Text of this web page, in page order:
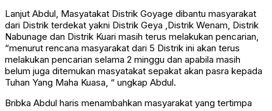
Lanjut Abdul, Masyatakat Distrik Goyage dibantu masyarakat
dari Distrik terdekat yakni Distrik Geya ,Distrik Wenam, Distrik
Nabunage dan Distrik Kuari masih terus melakukan pencarian,
“menurut rencana masyarakat dari 5 Distrik ini akan terus
melakukan pencarian selama 2 minggu dan apabila masih
belum juga ditemukan masyatakat sepakat akan pasra kepada
Tuhan Yang Maha Kuasa, “ ungkap Abdul.
Bribka Abdul haris menambahkan masyarakat yang tertimpa